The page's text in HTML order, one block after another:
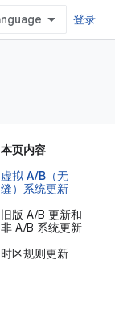
登录
本页内容
虚拟 A/B（无
缝）系统更新
旧版 A/B 更新和
非 A/B 系统更新
时区规则更新